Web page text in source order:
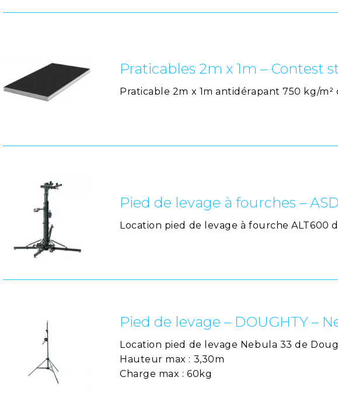
Praticables 2m x 1m – Contest
Praticable 2m x 1m antidérapant 750 kg/
Pied de levage à fourches –
Location pied de levage à fourche ALT600
Pied de levage – DOUGHTY –
Location pied de levage Nebula 33 de
Hauteur max : 3,30m
Charge max : 60kg